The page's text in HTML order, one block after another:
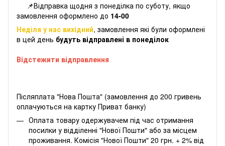
📌Відправка щодня з понеділка по суботу, якщо
замовлення оформлено до 14-00
Неділя у нас вихідний, замовлення які були оформлені
в цей день будуть відправлені в понеділок
Відстежити відправлення
Післяплата "Нова Пошта" (замовлення до 200 гривень
оплачуються на картку Приват банку)
Оплата товару одержувачем під час отримання
посилки у відділенні "Нової Пошти" або за місцем
проживання. Комісія "Нової Пошти" 20 грн. + 2% від